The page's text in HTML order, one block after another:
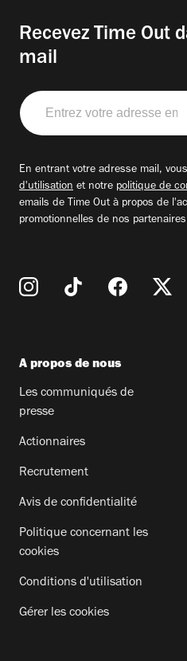
Recevez Time Out
mail
Entrez
votre
adresse
En entrant votre adresse mail,
d'utilisation et notre politique de
emails de Time Out à propos de
promotionnelles de nos
A propos de nous
Les communiqués de
presse
Actionnaires
Recrutement
Avis de confidentialité
Politique concernant les
cookies
Conditions d'utilisation
Gérer les cookies